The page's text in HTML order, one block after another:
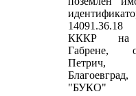
КККР
Габрене,
Петрич,
"БУКО"